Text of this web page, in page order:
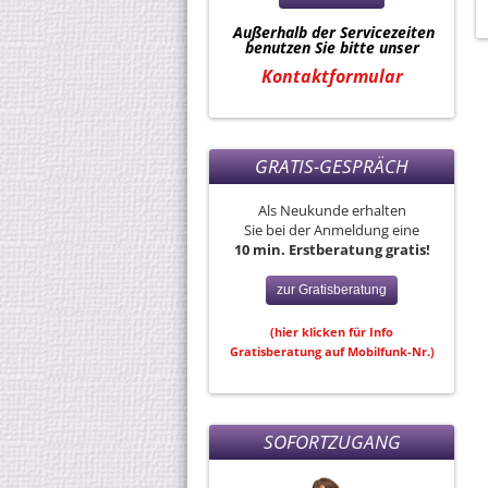
Außerhalb der Servicezeiten
benutzen Sie bitte unser
Kontaktformular
GRATIS-GESPRÄCH
Als Neukunde erhalten
Sie bei der Anmeldung eine
10 min. Erstberatung gratis!
zur Gratisberatung
(hier klicken für Info
Gratisberatung auf Mobilfunk-Nr.)
SOFORTZUGANG